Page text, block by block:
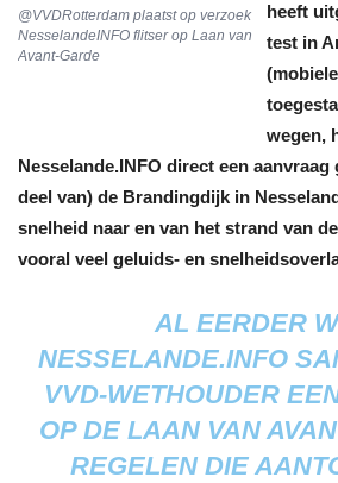
@VVDRotterdam plaatst op verzoek
NesselandeINFO flitser op Laan van
Avant-Garde
heeft
test in
wegen,
Nesselande.INFO direct een aanvraag
deel van) de Brandingdijk in
snelheid naar en van het strand van
vooral veel geluids- en
AL EERDER
NESSELANDE.INFO
VVD-WETHOUDER
OP DE LAAN VAN
REGELEN DIE